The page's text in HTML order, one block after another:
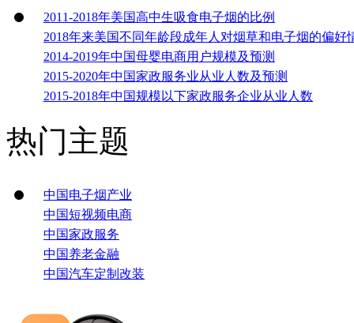
2011-2018年美国高中生吸食电子烟的比例
2018年来美国不同年龄段成年人对烟草和电子烟的偏好
2014-2019年中国母婴电商用户规模及预测
2015-2020年中国家政服务业从业人数及预测
2015-2018年中国规模以下家政服务企业从业人数
热门主题
中国电子烟产业
中国短视频电商
中国家政服务
中国养老金融
中国汽车定制改装